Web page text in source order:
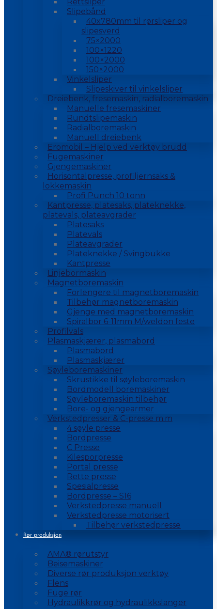
Slipebånd
40x780mm til rørsliper og
slipesverd
75×2000
100×1220
100×2000
150×2000
Vinkelsliper
Slipeskiver til vinkelsliper
Dreiebenk, fresemaskin, radialboremaskin
Manuelle fresemaskiner
Rundtslipemaskin
Radialboremaskin
Manuell dreiebenk
Eromobil – Hjelp ved verktøy brudd
Fugemaskiner
Gjengemaskiner
Horisontalpresse, profiljernsaks &
lokkemaskin
Profi Punch 10 tonn
Kantpresse, platesaks, plateknekke,
platevals, plateavgrader
Platesaks
Platevals
Plateavgrader
Plateknekke / Svingbukke
Kantpresse
Linjebormaskin
Magnetboremaskin
Forlengere til magnetboremaskin
Tilbehør magnetboremaskin
Gjenge med magnetboremaskin
Spiralbor 6-11mm M/weldon feste
Profilvals
Plasmaskjærer, plasmabord
Plasmabord
Plasmaskjærer
Søyleboremaskiner
Skrustikke til søyleboremaskin
Bordmodell boremaskiner
Søyleboremaskin tilbehør
Bore- og gjengearmer
Verkstedpresser & C-presse m.m
4 søyle presse
Bordpresse
C Presse
Kilesporpresse
Portal presse
Rette presse
Spesialpresse
Bordpresse – S16
Verkstedpresse manuell
Verkstedpresse motorisert
Tilbehør verkstedpresse
Rør produksjon
AMA® rørutstyr
Beisemaskiner
Diverse rør produksjon verktøy
Flens
Fuge rør
Hydraulikkrør og hydraulikkslanger